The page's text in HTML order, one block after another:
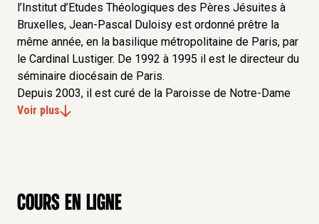
l’Institut d’Etudes Théologiques des Pères Jésuites à
Bruxelles, Jean-Pascal Duloisy est ordonné prêtre la
même année, en la basilique métropolitaine de Paris, par
le Cardinal Lustiger. De 1992 à 1995 il est le directeur du
séminaire diocésain de Paris.
Depuis 2003, il est curé de la Paroisse de Notre-Dame
de l’Assomption (Paris 16).
Voir plus
Cours en ligne